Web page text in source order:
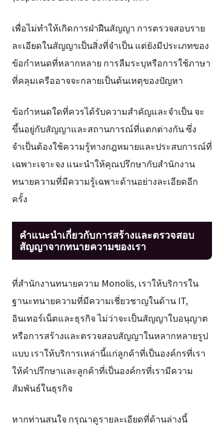
เพื่อไม่ทำให้เกิดการฝ่าฝืนสัญญา การตรวจสอบราย
ละเอียดในสัญญาเป็นสิ่งที่จำเป็น แต่ยังมีประเภทของ
ข้อกำหนดที่หลากหลาย การลืมระบุหรือการใช้ภาษา
ที่คลุมเครืออาจจะกลายเป็นต้นเหตุของปัญหา
ข้อกำหนดใดที่ควรได้รับความสำคัญและจำเป็น จะ
ขึ้นอยู่กับสัญญาและสถานการณ์ที่แตกต่างกัน ซึ่ง
จำเป็นต้องใช้ความรู้ทางกฎหมายและประสบการณ์ที่
เฉพาะเจาะจง แนะนำให้คุณปรึกษากับสำนักงาน
ทนายความที่มีความรู้เฉพาะด้านอย่างละเอียดอีก
ครั้ง
คำแนะนำเกี่ยวกับการสร้างและตรวจสอบ
สัญญาจากทนายความของเรา
ที่สำนักงานทนายความ Monolis, เราให้บริการใน
ฐานะทนายความที่มีความเชี่ยวชาญในด้าน IT,
อินเทอร์เน็ตและธุรกิจ ไม่ว่าจะเป็นสัญญาใบอนุญาต
หรือการสร้างและตรวจสอบสัญญาในหลากหลายรูป
แบบ เราให้บริการเหล่านี้แก่ลูกค้าที่เป็นองค์กรที่เรา
ให้คำปรึกษาและลูกค้าที่เป็นองค์กรที่เรามีความ
สัมพันธ์ในธุรกิจ
หากท่านสนใจ กรุณาดูรายละเอียดที่ด้านล่างนี้